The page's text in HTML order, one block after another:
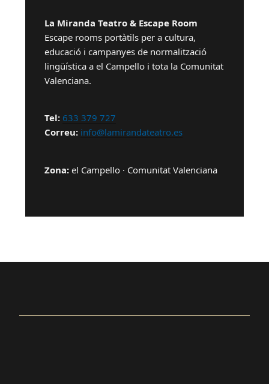
La Miranda Teatro & Escape Room
Escape rooms portàtils per a cultura,
educació i campanyes de normalització
lingüística a el Campello i tota la Comunitat
Valenciana.
Tel: 633 379 727
Correu: info@lamirandateatro.es
Zona: el Campello · Comunitat Valenciana